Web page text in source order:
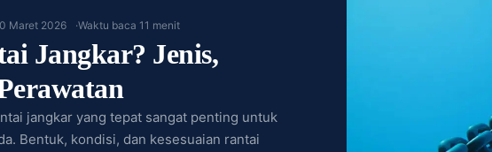
Maret 2026 Waktu baca 11 menit
Jangkar? Jenis,
jangkar yang tepat sangat penting untuk
Bentuk, kondisi, dan kesesuaian rantai